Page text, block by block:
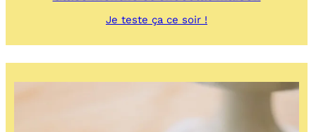
Je teste ça ce soir !
menthe
maison